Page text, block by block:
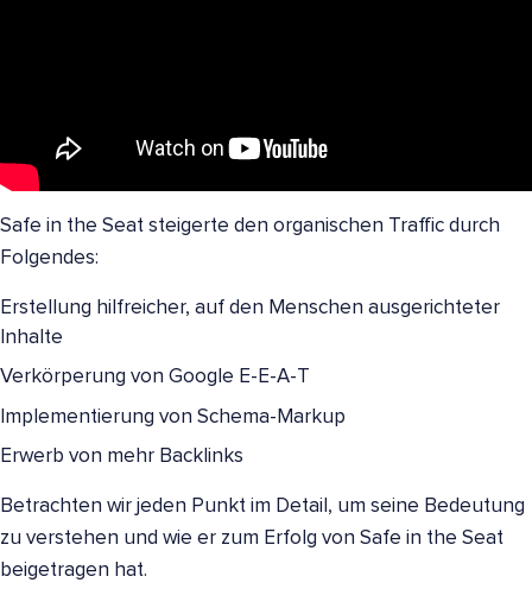
Safe in the Seat steigerte den organischen Traffic durch
Folgendes:
Erstellung hilfreicher, auf den Menschen ausgerichteter
Inhalte
Verkörperung von Google E-E-A-T
Implementierung von Schema-Markup
Erwerb von mehr Backlinks
Betrachten wir jeden Punkt im Detail, um seine Bedeutung
zu verstehen und wie er zum Erfolg von Safe in the Seat
beigetragen hat.